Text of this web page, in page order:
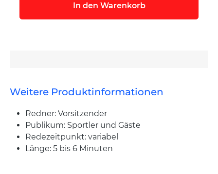
In den Warenkorb
Weitere Produktinformationen
Redner: Vorsitzender
Publikum: Sportler und Gäste
Redezeitpunkt: variabel
Länge: 5 bis 6 Minuten